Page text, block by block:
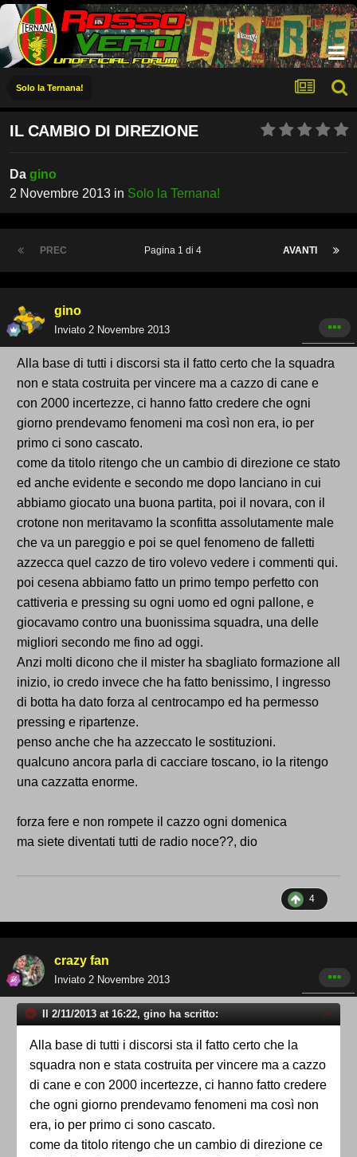
Solo la Ternana!
IL CAMBIO DI DIREZIONE
Da gino
2 Novembre 2013 in Solo la Ternana!
PREC AVANTI
Pagina 1 di 4
gino
Inviato 2 Novembre 2013
Alla base di tutti i discorsi sta il fatto certo che la squadra
non e stata costruita per vincere ma a cazzo di cane e
con 2000 incertezze, ci hanno fatto credere che ogni
giorno prendevamo fenomeni ma così non era, io per
primo ci sono cascato.
come da titolo ritengo che un cambio di direzione ce stato
ed anche evidente e secondo me dopo lanciano in cui
abbiamo giocato una buona partita, poi il novara, con il
crotone non meritavamo la sconfitta assolutamente male
che va un pareggio e poi se quel fenomeno de falletti
azzecca quel cazzo de tiro volevo vedere i commenti qui.
poi cesena abbiamo fatto un primo tempo perfetto con
cattiveria e pressing su ogni uomo ed ogni pallone, e
giocavamo contro una buonissima squadra, una delle
migliori secondo me fino ad oggi.
Anzi molti dicono che il mister ha sbagliato formazione all
inizio, io credo invece che ha fatto benissimo, l ingresso
di botta ha dato forza al centrocampo ed ha permesso
pressing e ripartenze.
penso anche che ha azzeccato le sostituzioni.
qualcuno ancora parla di cacciare toscano, io la ritengo
una cazzatta enorme.
forza fere e non rompete il cazzo ogni domenica
ma siete diventati tutti de radio noce??, dio
4
crazy fan
Inviato 2 Novembre 2013
Il 2/11/2013 at 16:22, gino ha scritto:
Alla base di tutti i discorsi sta il fatto certo che la
squadra non e stata costruita per vincere ma a cazzo
di cane e con 2000 incertezze, ci hanno fatto credere
che ogni giorno prendevamo fenomeni ma così non
era, io per primo ci sono cascato.
come da titolo ritengo che un cambio di direzione ce